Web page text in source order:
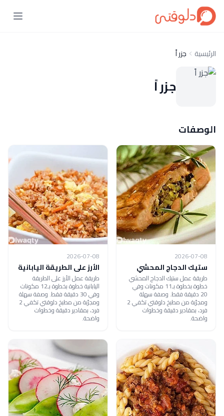
الرئيسية جزر اً
جزر اً
الوصفات
2026-07-08
ستيك الدجاج المحشي
طريقة عمل ستيك الدجاج المحشي
خطوة بخطوة بـ11 مكونات وفي
20 دقيقة فقط. وصفة سهلة
ومجرّبة من مطبخ دلوقتي تكفي 2
فرد، بمقادير دقيقة وخطوات
واضحة.
2026-07-08
الأرز على الطريقة اليابانية
طريقة عمل الأرز على الطريقة
اليابانية خطوة بخطوة بـ12 مكونات
وفي 30 دقيقة فقط. وصفة سهلة
ومجرّبة من مطبخ دلوقتي تكفي 2
فرد، بمقادير دقيقة وخطوات
واضحة.